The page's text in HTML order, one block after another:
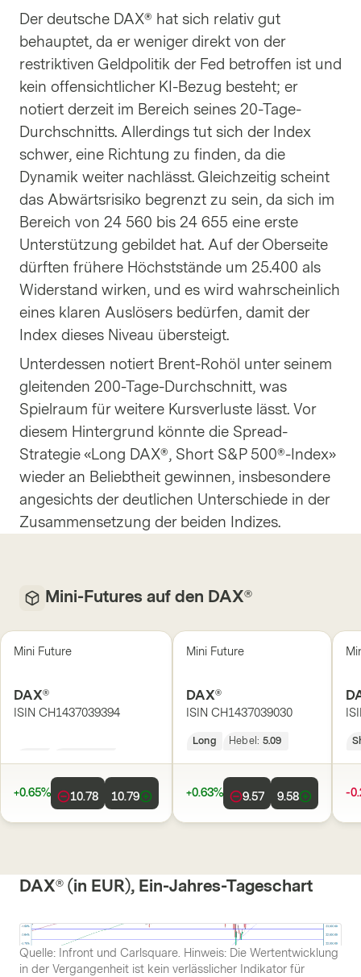
Der deutsche DAX® hat sich relativ gut
behauptet, da er weniger direkt von der
restriktiven Geldpolitik der Fed betroffen ist und
kein offensichtlicher KI-Bezug besteht; er
notiert derzeit im Bereich seines 20-Tage-
Durchschnitts. Allerdings tut sich der Index
schwer, eine Richtung zu finden, da die
Dynamik weiter nachlässt. Gleichzeitig scheint
das Abwärtsrisiko begrenzt zu sein, da sich im
Bereich von 24 560 bis 24 655 eine erste
Unterstützung gebildet hat. Auf der Oberseite
dürften frühere Höchststände um 25.400 als
Widerstand wirken, und es wird wahrscheinlich
eines klaren Auslösers bedürfen, damit der
Index dieses Niveau übersteigt.
Unterdessen notiert Brent-Rohöl unter seinem
gleitenden 200-Tage-Durchschnitt, was
Spielraum für weitere Kursverluste lässt. Vor
diesem Hintergrund könnte die Spread-
Strategie «Long DAX®, Short S&P 500®-Index»
wieder an Beliebtheit gewinnen, insbesondere
angesichts der deutlichen Unterschiede in der
Zusammensetzung der beiden Indizes.
Mini-Futures auf den DAX®
Mini Future
DAX®
ISIN CH1437039394
+0.65% 10.78 10.79
Mini Future
DAX®
ISIN CH1437039030
Long Hebel: 5.09
+0.63% 9.57 9.58 -
DAX® (in EUR), Ein-Jahres-Tageschart
Quelle: Infront und Carlsquare. Hinweis: Die Wertentwicklung
in der Vergangenheit ist kein verlässlicher Indikator für